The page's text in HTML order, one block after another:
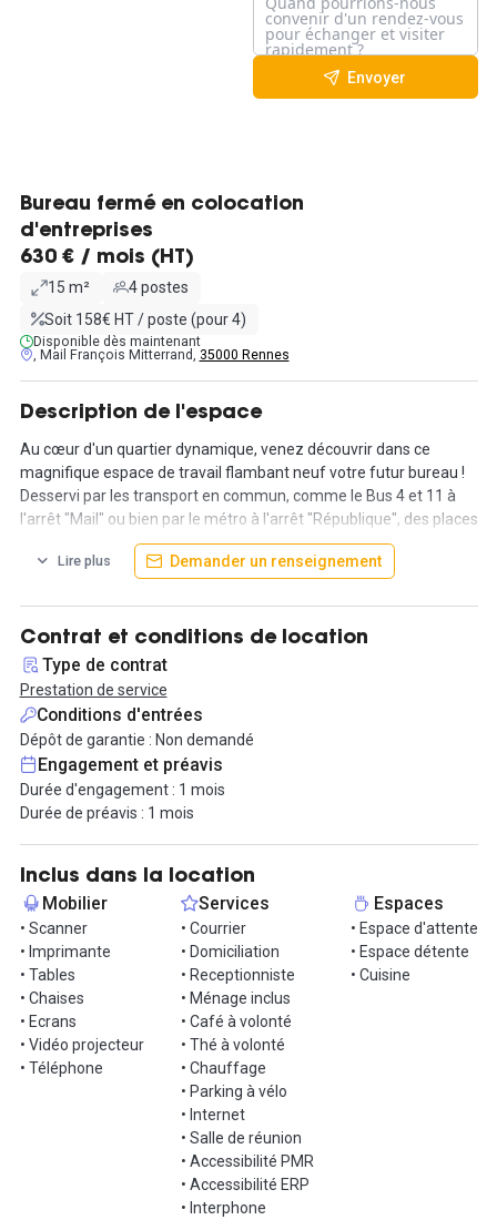
Envoyer
Bureau fermé en colocation
d'entreprises
630 € / mois (HT)
15 m²
4 postes
Soit 158€ HT / poste (pour 4)
Disponible dès maintenant
, Mail François Mitterrand,
35000 Rennes
Description de l'espace
Au cœur d'un quartier dynamique, venez découvrir dans ce
magnifique espace de travail flambant neuf votre futur bureau !
Desservi par les transport en commun, comme le Bus 4 et 11 à
l'arrêt "Mail" ou bien par le métro à l'arrêt "République", des places
de parking se trouvent également à proximité. L'environnement
compte aussi quelques restaurants et des hôtels non loin de
Ce lumineux et chaleureux bureau de 15 m² peut accueillir 3 à 4
personnes, sachant qu'il y a une possibilité d'aménager le bureau
différemment si vous le souhaitez.
Les bureaux proposés sont au rez-de-chaussée côté Mail
François Mitterrand ou côté Jardin.
Un accueil sera aussi disponible sur place, du Lundi au Vendredi
de 8h30 à 18h, pour recevoir vos clients.
De plus, une salle de réunion est aussi disponible dans l'espace.
N'attendez plus venez découvrir cet espace convivial et
chaleureux !
Informations complémentaires sur cet espace de
travail
Un deuxième bureau de 9,7 m² ainsi qu'un troisième de 11 m²
sont également disponibles à la location.
Possibilité de louer une place de parking au tarif de 90 € / mois
selon disponibilités.
Lire plus Demander un renseignement
Contrat et conditions de location
Type de contrat
Prestation de service
Conditions d'entrées
Dépôt de garantie : Non demandé
Engagement et préavis
Durée d'engagement : 1 mois
Durée de préavis : 1 mois
Inclus dans la location
Mobilier
• Scanner
• Imprimante
• Tables
• Chaises
• Ecrans
• Vidéo projecteur
• Téléphone
Services
• Courrier
• Domiciliation
• Receptionniste
• Ménage inclus
• Café à volonté
• Thé à volonté
• Chauffage
• Parking à vélo
• Internet
• Salle de réunion
• Accessibilité PMR
• Accessibilité ERP
• Interphone
Espaces
• Espace d'attente
• Espace détente
• Cuisine